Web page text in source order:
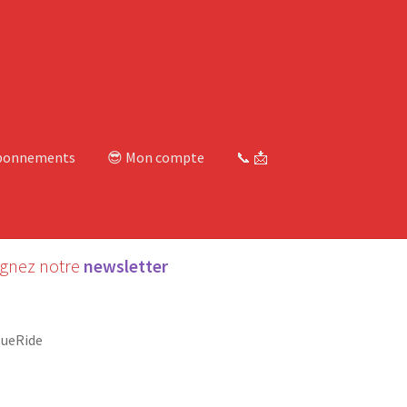
😎 Mon compte 📞 📩
notre newsletter